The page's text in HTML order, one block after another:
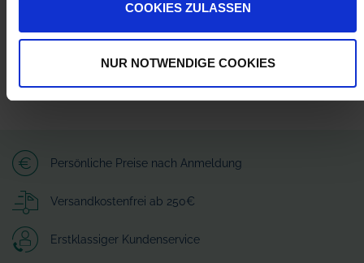
COOKIES ZULASSEN
NUR NOTWENDIGE COOKIES
Persönliche Preise nach Anmeldung
Versandkostenfrei ab 250€
Erstklassiger Kundenservice